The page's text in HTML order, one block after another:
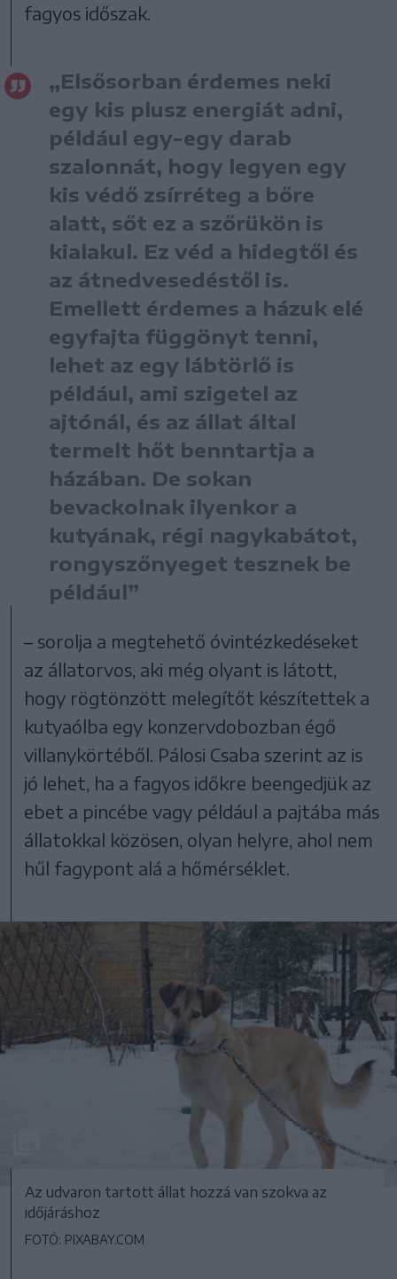
fagyos időszak.
„Elsősorban érdemes neki
egy kis plusz energiát adni,
például egy-egy darab
szalonnát, hogy legyen egy
kis védő zsírréteg a bőre
alatt, sőt ez a szőrükön is
kialakul. Ez véd a hidegtől és
az átnedvesedéstől is.
Emellett érdemes a házuk elé
egyfajta függönyt tenni,
lehet az egy lábtörlő is
például, ami szigetel az
ajtónál, és az állat által
termelt hőt benntartja a
házában. De sokan
bevackolnak ilyenkor a
kutyának, régi nagykabátot,
rongyszőnyeget tesznek be
például”
– sorolja a megtehető óvintézkedéseket
az állatorvos, aki még olyant is látott,
hogy rögtönzött melegítőt készítettek a
kutyaólba egy konzervdobozban égő
villanykörtéből. Pálosi Csaba szerint az is
jó lehet, ha a fagyos időkre beengedjük az
ebet a pincébe vagy például a pajtába más
állatokkal közösen, olyan helyre, ahol nem
hűl fagypont alá a hőmérséklet.
Az udvaron tartott állat hozzá van szokva az
időjáráshoz
FOTÓ: PIXABAY.COM